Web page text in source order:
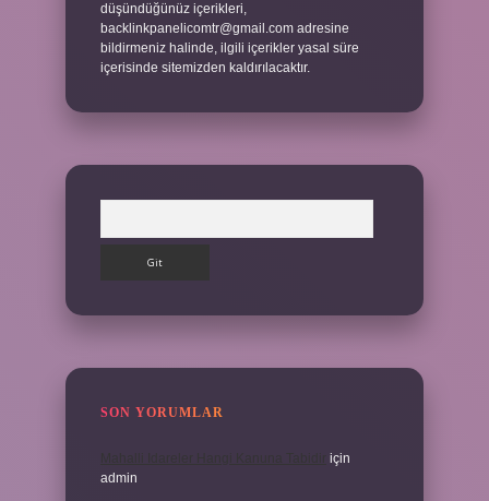
düşündüğünüz içerikleri,
backlinkpanelicomtr@gmail.com adresine
bildirmeniz halinde, ilgili içerikler yasal süre
içerisinde sitemizden kaldırılacaktır.
SON YORUMLAR
için
admin